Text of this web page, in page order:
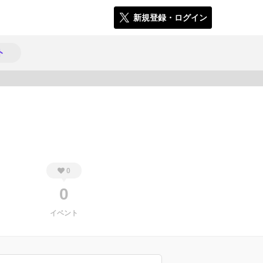
新規登録・ログイン
0
0
イベント